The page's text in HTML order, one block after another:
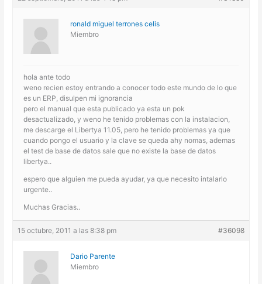
ronald miguel terrones celis
Miembro
hola ante todo
weno recien estoy entrando a conocer todo este mundo de lo que
es un ERP, disulpen mi ignorancia
pero el manual que esta publicado ya esta un pok
desactualizado, y weno he tenido problemas con la instalacion,
me descarge el Libertya 11.05, pero he tenido problemas ya que
cuando pongo el usuario y la clave se queda ahy nomas, ademas
el test de base de datos sale que no existe la base de datos
libertya..
espero que alguien me pueda ayudar, ya que necesito intalarlo
urgente..
Muchas Gracias..
15 octubre, 2011 a las 8:38 pm #36098
Dario Parente
Miembro